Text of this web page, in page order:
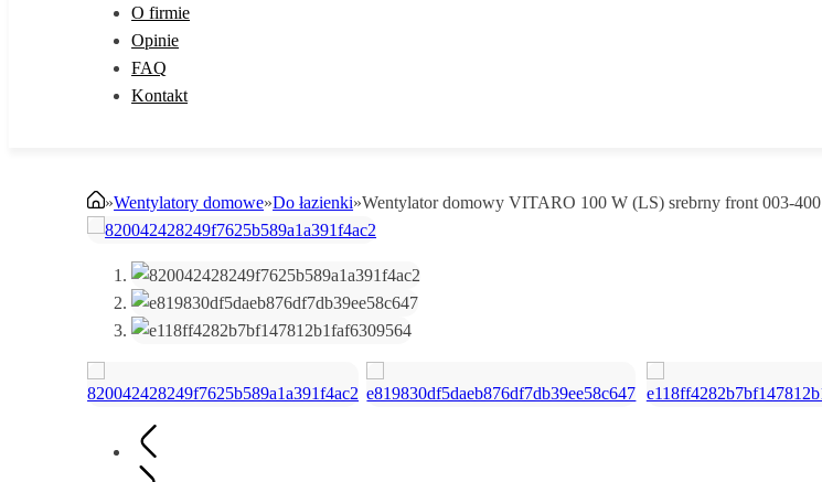
O firmie
Opinie
FAQ
Kontakt
»Wentylatory domowe»Do łazienki»Wentylator domowy VITARO 100 W (LS) srebrny front 003-400